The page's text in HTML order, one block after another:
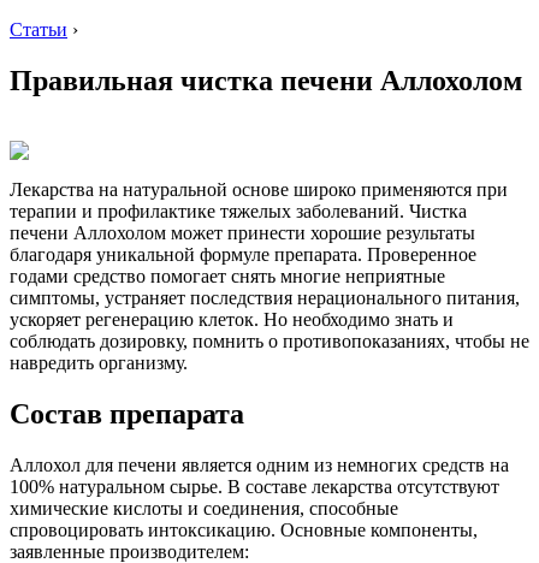
Статьи ›
Правильная чистка печени Аллохолом
Лекарства на натуральной основе широко применяются при
терапии и профилактике тяжелых заболеваний. Чистка
печени Аллохолом может принести хорошие результаты
благодаря уникальной формуле препарата. Проверенное
годами средство помогает снять многие неприятные
симптомы, устраняет последствия нерационального питания,
ускоряет регенерацию клеток. Но необходимо знать и
соблюдать дозировку, помнить о противопоказаниях, чтобы не
навредить организму.
Состав препарата
Аллохол для печени является одним из немногих средств на
100% натуральном сырье. В составе лекарства отсутствуют
химические кислоты и соединения, способные
спровоцировать интоксикацию. Основные компоненты,
заявленные производителем: